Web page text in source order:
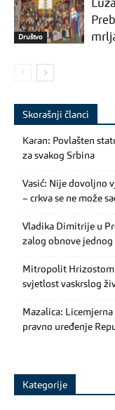
Društvo
Skorašnji članci
Karan: Povlašten
za svakog Srbina
Vasić: Nije dovoljno
– crkva se ne može
Vladika Dimitrije u
zalog obnove jednog
Mitropolit
svjetlost vaskrslog
Mazalica:
pravno uređenje
Kategorije